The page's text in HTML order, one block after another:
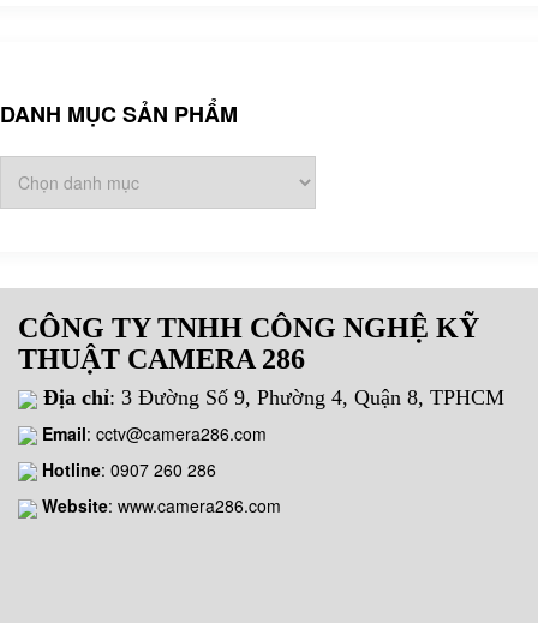
DANH MỤC SẢN PHẨM
CÔNG TY TNHH CÔNG NGHỆ KỸ
THUẬT CAMERA 286
Địa chỉ: 3 Đường Số 9, Phường 4, Quận 8, TPHCM
Email: cctv@camera286.com
Hotline: 0907 260 286
Website: www.camera286.com